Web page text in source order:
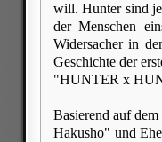
will. Hunter sind
der Menschen
Widersacher in
Geschichte der
"HUNTER x
Basierend auf
Hakusho" und